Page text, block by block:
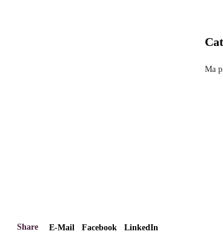
Ma
Share E-Mail Facebook LinkedIn